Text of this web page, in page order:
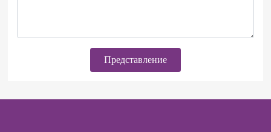
Представление